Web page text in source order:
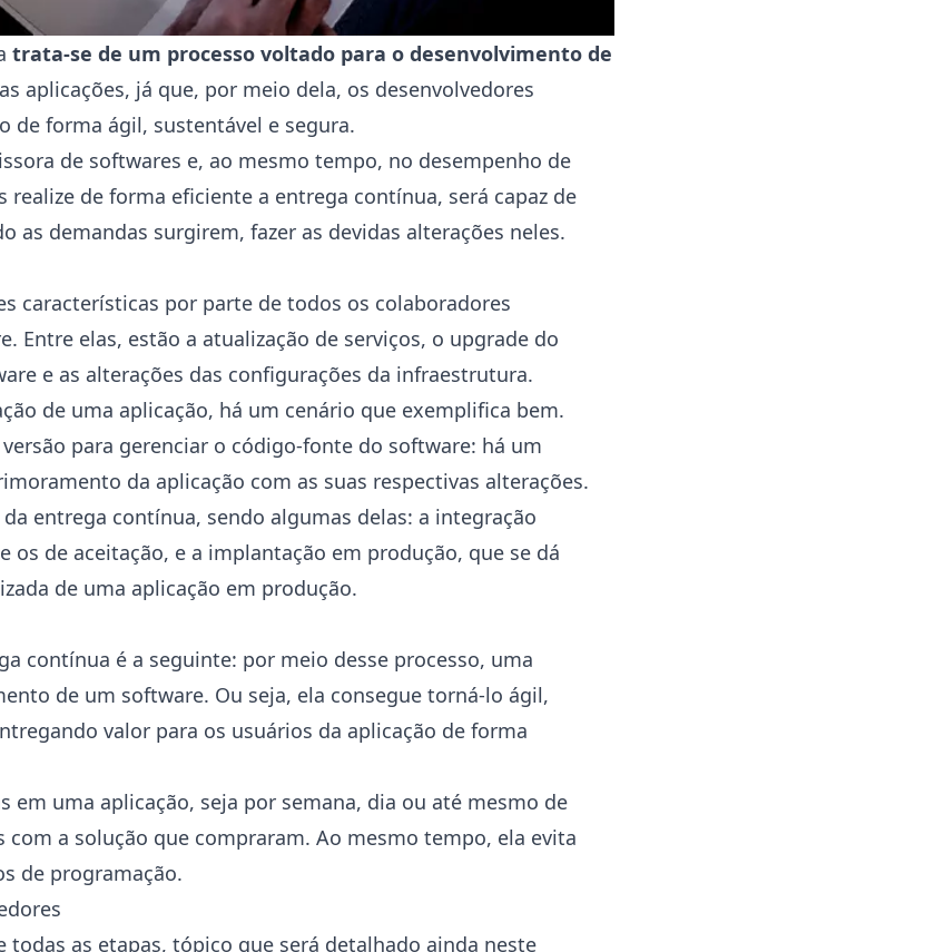
trata-se de um processo voltado para o desenvolvimento de
aplicações, já que, por meio dela, os desenvolvedores
de forma ágil, sustentável e segura.
de softwares e, ao mesmo tempo, no desempenho de
de forma eficiente a entrega contínua, será capaz de
as demandas surgirem, fazer as devidas alterações neles.
características por parte de todos os colaboradores
Entre elas, estão a atualização de serviços, o upgrade do
e as alterações das configurações da infraestrutura.
de uma aplicação, há um cenário que exemplifica bem.
para gerenciar o código-fonte do software: há um
da aplicação com as suas respectivas alterações.
entrega contínua, sendo algumas delas: a integração
de aceitação, e a implantação em produção, que se dá
de uma aplicação em produção.
contínua é a seguinte: por meio desse processo, uma
de um software. Ou seja, ela consegue torná-lo ágil,
valor para os usuários da aplicação de forma
uma aplicação, seja por semana, dia ou até mesmo de
a solução que compraram. Ao mesmo tempo, ela evita
de programação.
as etapas, tópico que será detalhado ainda neste